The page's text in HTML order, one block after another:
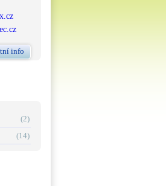
info
(2)
(14)